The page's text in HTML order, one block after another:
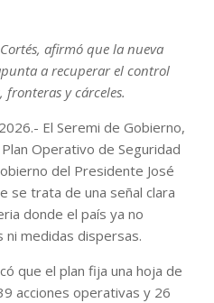
afirmó que la nueva
a recuperar el control
y cárceles.
El Seremi de Gobierno,
Operativo de Seguridad
del Presidente José
se trata de una señal clara
donde el país ya no
medidas dispersas.
que el plan fija una hoja de
acciones operativas y 26